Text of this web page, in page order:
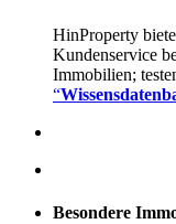
HinProperty
Kundenservice
Immobilien;
“
Besondere